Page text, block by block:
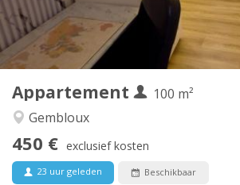
Appartement
100 m²
Gembloux
450 € exclusief kosten
23 uur geleden Beschikbaar